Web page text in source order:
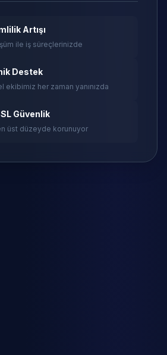
Artışı
ile iş süreçlerinizde
Destek
ekibimiz her zaman yanınızda
Güvenlik
üst düzeyde korunuyor